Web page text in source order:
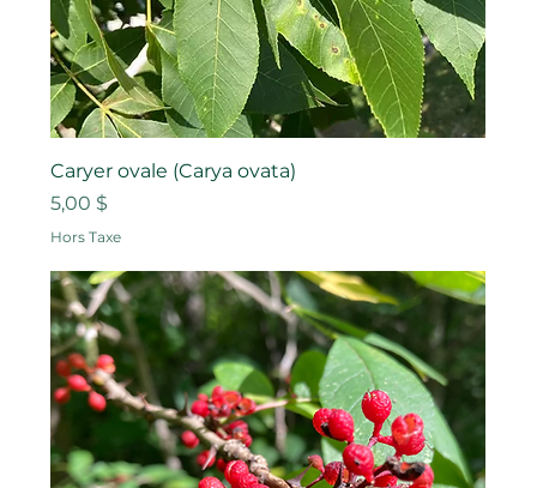
Caryer ovale (Carya ovata)
Prix
5,00 $
Hors Taxe